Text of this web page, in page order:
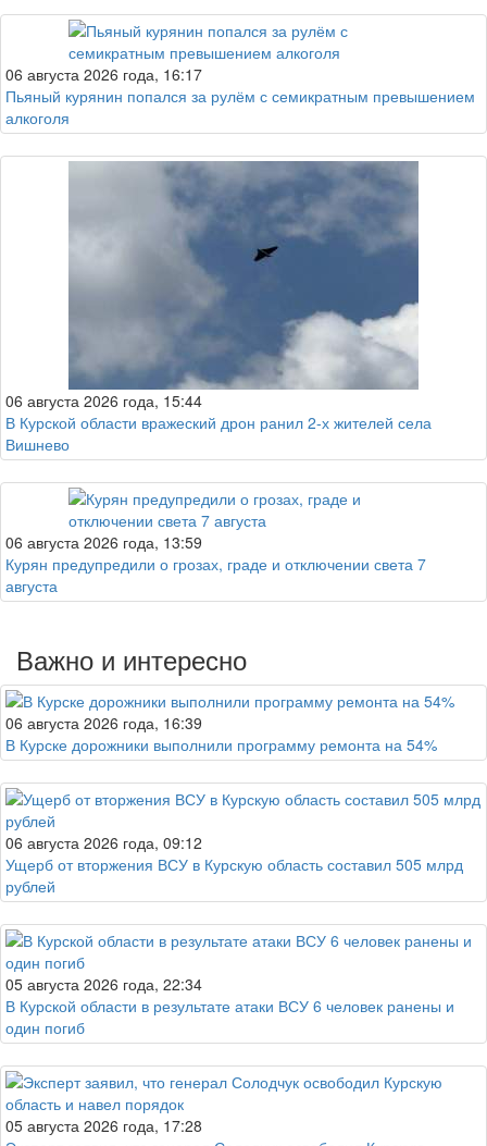
06 августа 2026 года, 16:17
Пьяный курянин попался за рулём с семикратным превышением
алкоголя
06 августа 2026 года, 15:44
В Курской области вражеский дрон ранил 2-х жителей села
Вишнево
06 августа 2026 года, 13:59
Курян предупредили о грозах, граде и отключении света 7
августа
Важно и интересно
06 августа 2026 года, 16:39
В Курске дорожники выполнили программу ремонта на 54%
06 августа 2026 года, 09:12
Ущерб от вторжения ВСУ в Курскую область составил 505 млрд
рублей
05 августа 2026 года, 22:34
В Курской области в результате атаки ВСУ 6 человек ранены и
один погиб
05 августа 2026 года, 17:28